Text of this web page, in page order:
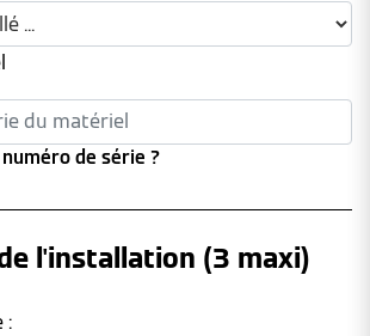
de série ?
l'installation (3 maxi)
: